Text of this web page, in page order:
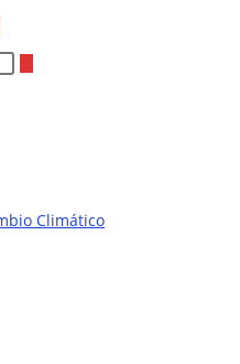
Climático